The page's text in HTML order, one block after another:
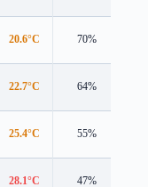
20.6°C 70%
22.7°C 64%
25.4°C 55%
28.1°C 47%